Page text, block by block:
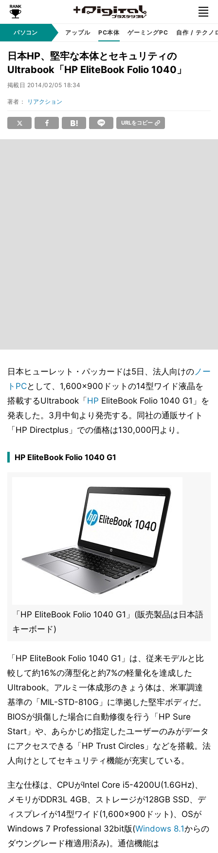
パソコンWindows アップル PC本体 ゲーミングPC 自作 / テクノ
日本HP、堅牢な本体とセキュリティの
Ultrabook「HP EliteBook Folio 1040」
掲載日 2014/02/05 18:34
著者： リアクション
URLをコピー
日本ヒューレット・パッカードは5日、法人向けのノー
トPCとして、1,600×900ドットの14型ワイド液晶を
搭載するUltrabook「 HP EliteBook Folio 1040 G1」を
発表した。3月中旬より発売する。同社の通販サイト
「HP Directplus」での価格は130,000円より。
HP EliteBook Folio 1040 G1
「HP EliteBook Folio 1040 G1」(販売製品は日本語
キーボード)
「HP EliteBook Folio 1040 G1」は、従来モデルと比
較して約16%の薄型化と約7%の軽量化を達成した
Ultrabook。アルミ一体成形のきょう体は、米軍調達
基準の「MIL-STD-810G」に準拠した堅牢ボディだ。
BIOSが損傷した場合に自動修復を行う「HP Sure
Start」や、あらかじめ指定したユーザーのみがデータ
にアクセスできる「HP Trust Circles」などを搭載。法
人向けとしてセキュリティ機能が充実している。
主な仕様は、CPUがIntel Core i5-4200U(1.6GHz)、
メモリがDDR3L 4GB、ストレージが128GB SSD、デ
ィスプレイが14型ワイド(1,600×900ドット)、OSが
Windows 7 Professional 32bit版(Windows 8.1からの
ダウングレード権適用済み)。通信機能は